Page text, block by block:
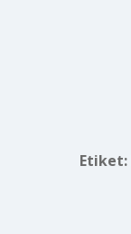
Etiket: